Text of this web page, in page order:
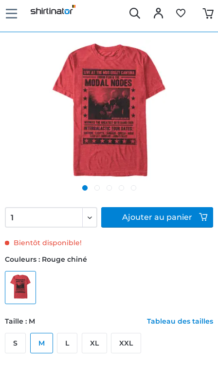
Bientôt disponible!
Couleurs : Rouge chiné
Taille : M Tableau des tailles
S M L XL XXL
Ajouter au panier